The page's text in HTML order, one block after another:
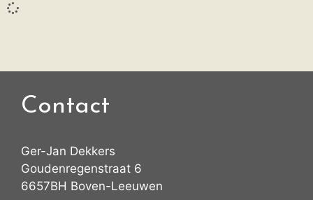
Contact
Ger-Jan Dekkers
Goudenregenstraat 6
6657BH Boven-Leeuwen